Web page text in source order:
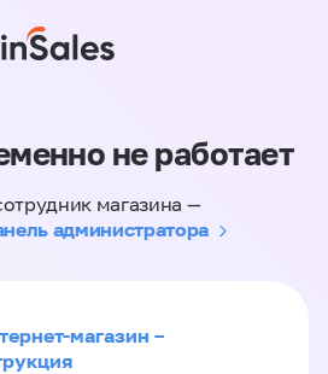
не работает
магазина —
администратора
магазин –